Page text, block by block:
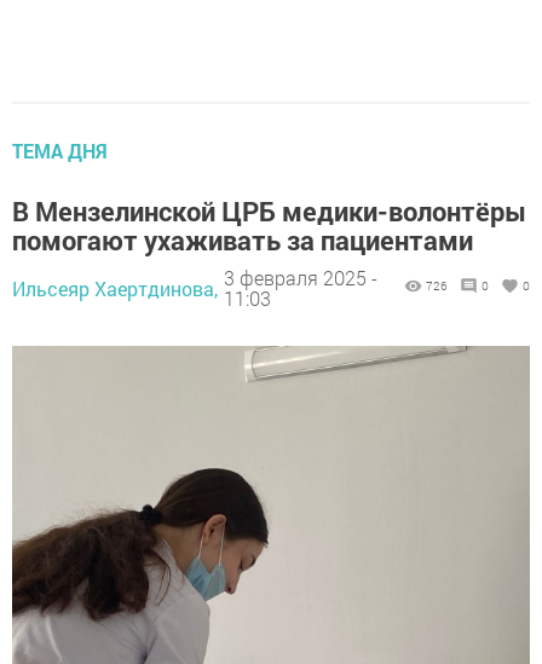
ТЕМА ДНЯ
В Мензелинской ЦРБ медики-волонтёры
помогают ухаживать за пациентами
Ильсеяр Хаертдинова, 3 февраля 2025 -
11:03
726 0 0